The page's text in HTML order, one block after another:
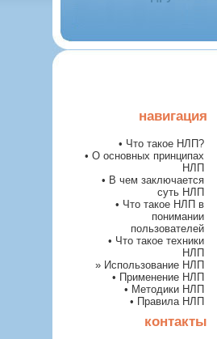
навигация
• Что такое НЛП?
• О основных принципах
НЛП
• В чем заключается
суть НЛП
• Что такое НЛП в
понимании
пользователей
• Что такое техники
НЛП
» Использование НЛП
• Применение НЛП
• Методики НЛП
• Правила НЛП
контакты